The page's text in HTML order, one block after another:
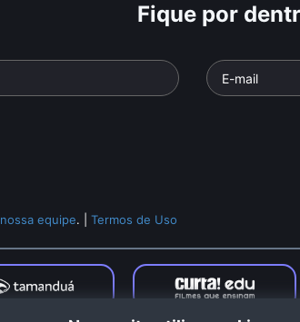
Fique por
nossa equipe. |Termos de Uso